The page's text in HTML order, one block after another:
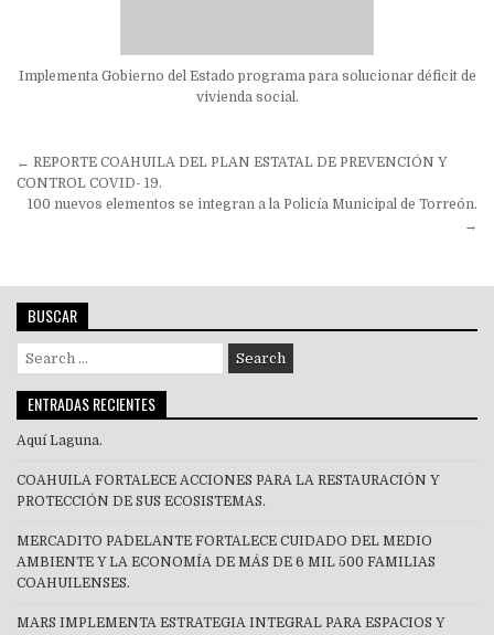
Implementa Gobierno del Estado programa para solucionar déficit de
vivienda social.
Navegación
de
entradas
← REPORTE COAHUILA DEL PLAN ESTATAL DE PREVENCIÓN Y
CONTROL COVID- 19.
100 nuevos elementos se integran a la Policía Municipal de Torreón.
→
BUSCAR
Search
for:
ENTRADAS RECIENTES
Aquí Laguna.
COAHUILA FORTALECE ACCIONES PARA LA RESTAURACIÓN Y
PROTECCIÓN DE SUS ECOSISTEMAS.
MERCADITO PA´DELANTE FORTALECE CUIDADO DEL MEDIO
AMBIENTE Y LA ECONOMÍA DE MÁS DE 6 MIL 500 FAMILIAS
COAHUILENSES.
MARS IMPLEMENTA ESTRATEGIA INTEGRAL PARA ESPACIOS Y